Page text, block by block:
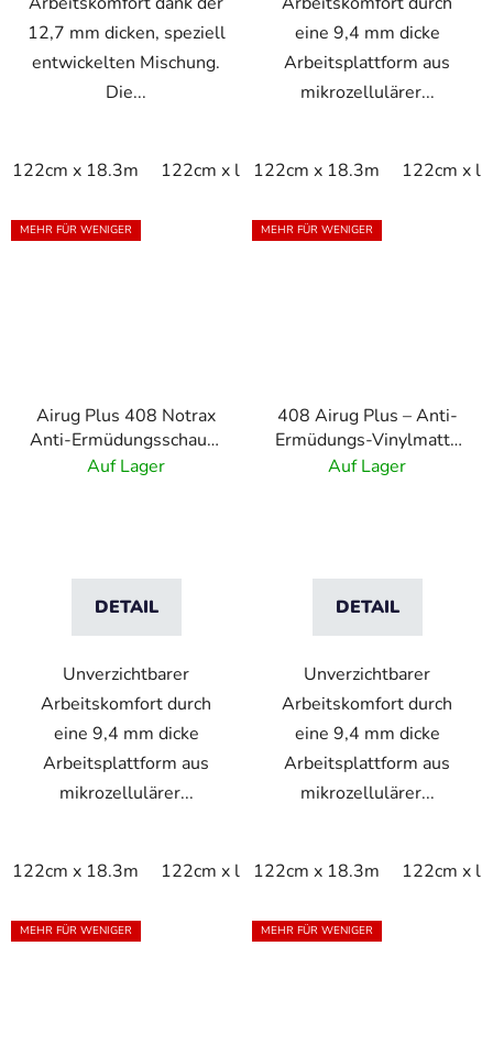
12,7 mm dicken, speziell
entwickelten Mischung.
Die...
122cm x 18.3m 122cm x linm 60cm x 18.3m 60cm x
eine 9,4 mm dicke
Arbeitsplattform aus
mikrozellulärer...
122cm x 18.3m 122cm x
MEHR FÜR WENIGER
Airug Plus 408 Notrax
Anti-Ermüdungsschaum
- schwarz, gelb
Auf Lager
DETAIL
Unverzichtbarer
Arbeitskomfort durch
eine 9,4 mm dicke
Arbeitsplattform aus
mikrozellulärer...
122cm x 18.3m 122cm x linm 60cm x 18.3m 60cm x
MEHR FÜR WENIGER
408 Airug Plus – Anti-
Ermüdungs-Vinylmatte
mit Rippenmuster –
Auf Lager
DETAIL
Unverzichtbarer
Arbeitskomfort durch
eine 9,4 mm dicke
Arbeitsplattform aus
mikrozellulärer...
122cm x 18.3m 122cm x
MEHR FÜR WENIGER MEHR FÜR WENIGER